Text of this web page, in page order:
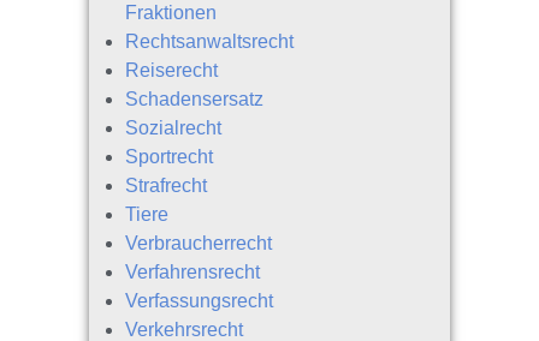
Fraktionen
Rechtsanwaltsrecht
Reiserecht
Schadensersatz
Sozialrecht
Sportrecht
Strafrecht
Tiere
Verbraucherrecht
Verfahrensrecht
Verfassungsrecht
Verkehrsrecht